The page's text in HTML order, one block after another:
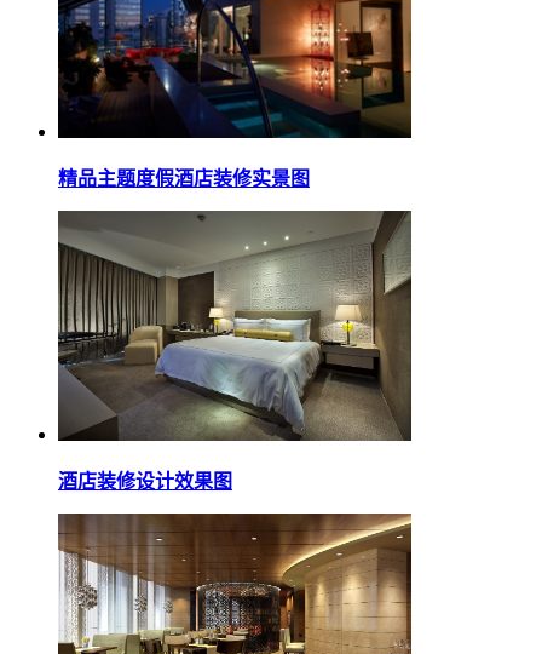
精品主题度假酒店装修实景图
酒店装修设计效果图